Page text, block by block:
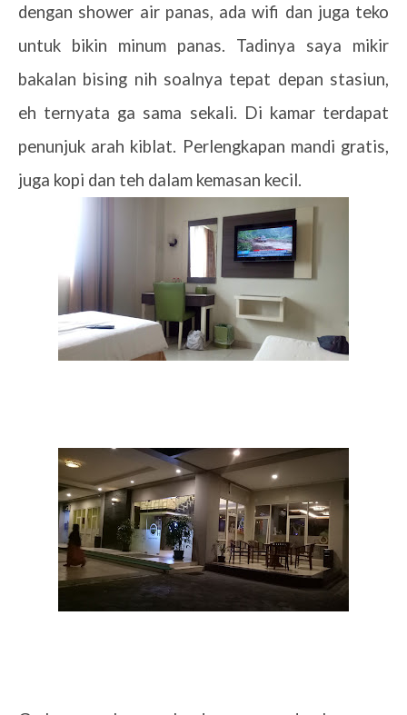
dengan shower air panas, ada wifi dan juga teko
untuk bikin minum panas. Tadinya saya mikir
bakalan bising nih soalnya tepat depan stasiun,
eh ternyata ga sama sekali. Di kamar terdapat
penunjuk arah kiblat. Perlengkapan mandi gratis,
juga kopi dan teh dalam kemasan kecil.